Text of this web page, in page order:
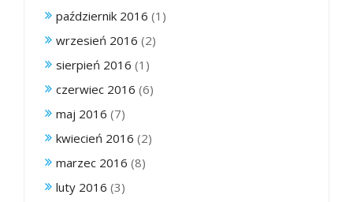
październik 2016 (1)
wrzesień 2016 (2)
sierpień 2016 (1)
czerwiec 2016 (6)
maj 2016 (7)
kwiecień 2016 (2)
marzec 2016 (8)
luty 2016 (3)